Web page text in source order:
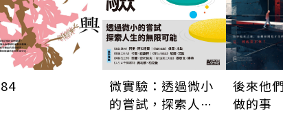
微實驗：透過微小
的嘗試，探索人生
後來他
做的事